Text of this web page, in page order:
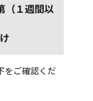
（１週間以
をご確認くだ